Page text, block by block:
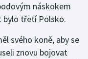
náskokem
bylo třetí Polsko.
svého koně, aby se
znovu bojovat